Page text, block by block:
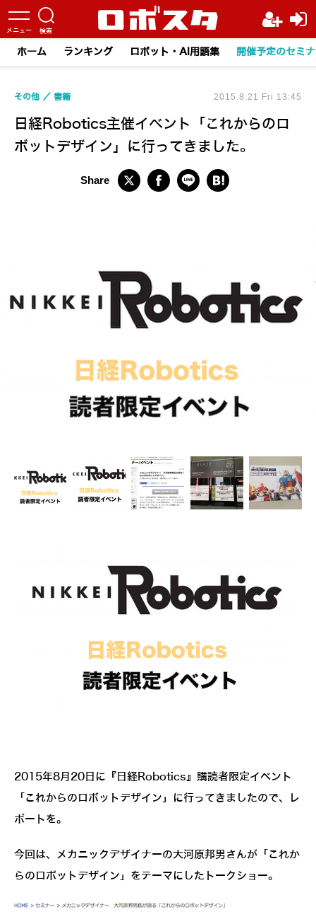
ホーム ランキング ロボット・AI用語集 開催予定のセミ
日経Robotics主催イベント「これからのロ
ボットデザイン」に行ってきました。
その他 書籍 2015.8.21 Fri 13:45
2015年8月20日に『日経Robotics』購読者限定イベント
「これからのロボットデザイン」に行ってきましたので、レ
ポートを。
今回は、メカニックデザイナーの大河原邦男さんが「これか
らのロボットデザイン」をテーマにしたトークショー。